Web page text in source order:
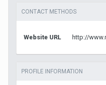
CONTACT METHODS
Website URL http://
PROFILE INFORMATION